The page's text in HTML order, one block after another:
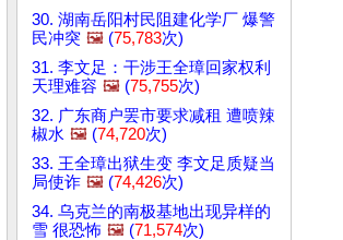
30. 湖南岳阳村民阻建化学厂 爆警
民冲突 🖼️ (75,783次)
31. 李文足：干涉王全璋回家权利
天理难容 🖼️ (75,755次)
32. 广东商户罢市要求减租 遭喷辣
椒水 🖼️ (74,720次)
33. 王全璋出狱生变 李文足质疑当
局使诈 🖼️ (74,426次)
34. 乌克兰的南极基地出现异样的
雪 很恐怖 🖼️ (71,574次)